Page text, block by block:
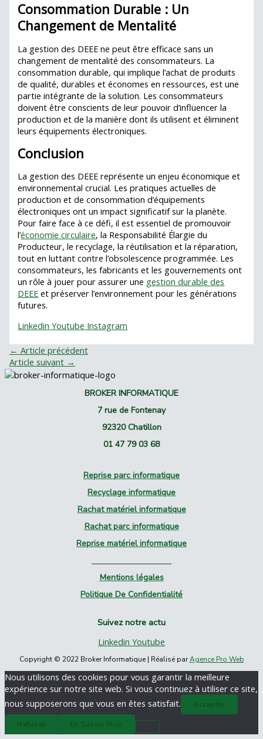
Consommation Durable : Un
Changement de Mentalité
La gestion des DEEE ne peut être efficace sans un
changement de mentalité des consommateurs. La
consommation durable, qui implique l’achat de produits
de qualité, durables et économes en ressources, est une
partie intégrante de la solution. Les consommateurs
doivent être conscients de leur pouvoir d’influencer la
production et de la manière dont ils utilisent et éliminent
leurs équipements électroniques.
Conclusion
La gestion des DEEE représente un enjeu économique et
environnemental crucial. Les pratiques actuelles de
production et de consommation d’équipements
électroniques ont un impact significatif sur la planète.
Pour faire face à ce défi, il est essentiel de promouvoir
l’économie circulaire, la Responsabilité Élargie du
Producteur, le recyclage, la réutilisation et la réparation,
tout en luttant contre l’obsolescence programmée. Les
consommateurs, les fabricants et les gouvernements ont
un rôle à jouer pour assurer une gestion durable des
DEEE et préserver l’environnement pour les générations
futures.
Linkedin Youtube Instagram
← Article précédent
Article suivant →
BROKER INFORMATIQUE
7 rue de Fontenay
92320 Chatillon
01 47 79 03 68
Reprise parc informatique
Recyclage informatique
Rachat matériel informatique
Rachat parc informatique
Reprise matériel informatique
Mentions légales
Politique De Confidentialité
Suivez notre actu
Linkedin Youtube
Copyright © 2022 Broker Informatique | Réalisé parAgence Pro Web
Nous utilisons des cookies pour vous garantir la meilleure
expérience sur notre site web. Si vous continuez à utiliser ce site,
nous supposerons que vous en êtes satisfait.
Accepter
Refuser
En Savoir Plus